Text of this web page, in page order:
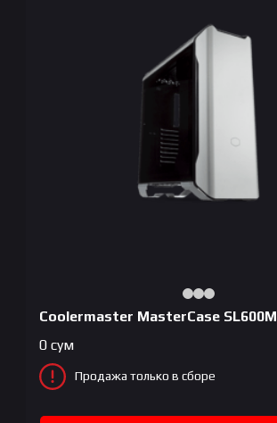
Coolermaster MasterCase SL600M
0 сум
Продажа только в сборе